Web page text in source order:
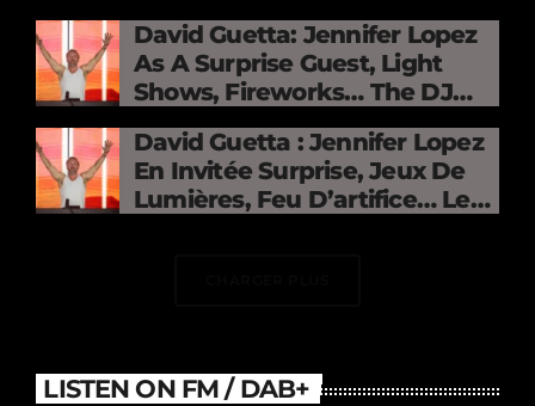
David Guetta: Jennifer Lopez
As A Surprise Guest, Light
Shows, Fireworks… The DJ
Electrifies The Stade De
France
David Guetta : Jennifer Lopez
En Invitée Surprise, Jeux De
Lumières, Feu D’artifice… Le
LISTEN ON FM / DAB+